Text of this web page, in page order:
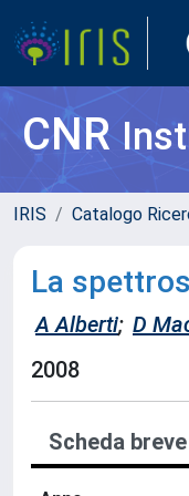
CNR
IRIS Catalogo
La
A Alberti; D
2008
Scheda breve